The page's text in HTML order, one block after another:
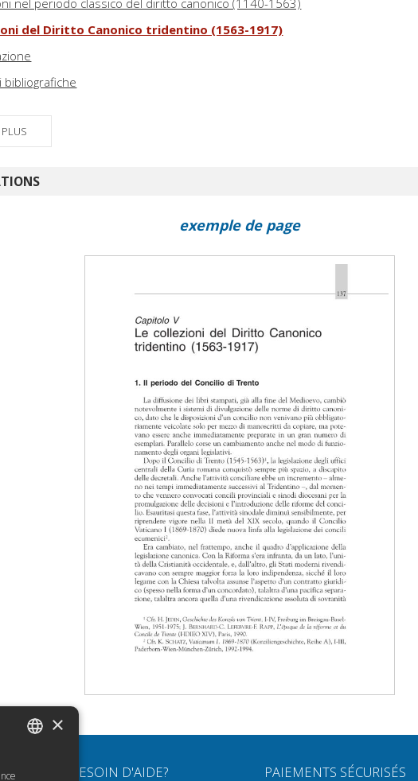
nel periodo classico del diritto canonico (1140-1563)
del Diritto Canonico tridentino (1563-1917)
bibliografiche
PLUS
exemple de page
BESOIN D'AIDE? PAIEMENTS SÉCURISÉS
×